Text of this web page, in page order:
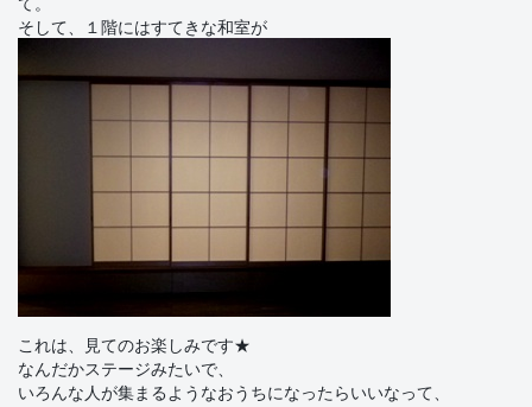
そして、１階にはすてきな和室が
これは、見てのお楽しみです★
なんだかステージみたいで、
いろんな人が集まるようなおうちになったらいいなって、